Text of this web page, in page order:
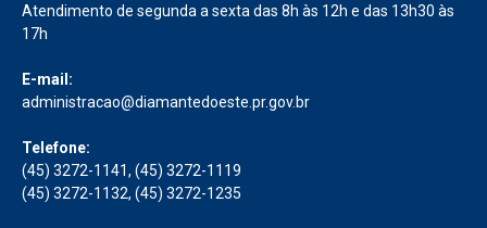
Atendimento de segunda a sexta das 8h às 12h e das 13h30 às
17h
E-mail:
administracao@diamantedoeste.pr.gov.br
Telefone:
(45) 3272-1141, (45) 3272-1119
(45) 3272-1132, (45) 3272-1235